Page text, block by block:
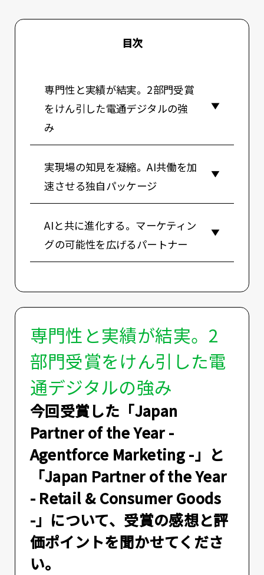
目次
専門性と実績が結実。2部門受賞
をけん引した電通デジタルの強
み
実現場の知見を凝縮。AI共働を加
速させる独自パッケージ
AIと共に進化する。マーケティン
グの可能性を広げるパートナー
専門性と実績が結実。2
部門受賞をけん引した電
通デジタルの強み
――今回受賞した「Japan
Partner of the Year -
Agentforce Marketing -」と
「Japan Partner of the Year
- Retail & Consumer Goods
-」について、受賞の感想と評
価ポイントを聞かせてくださ
い。